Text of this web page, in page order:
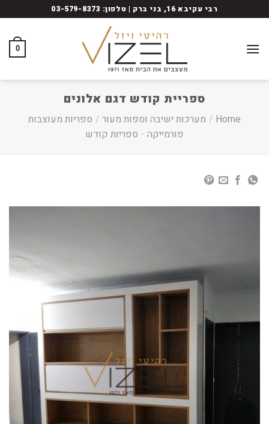
to
רבי עקיבא 16, בני ברק | טלפון: 03-579-8373
0
ספריית קודש דגם אלונים
Home
/ מערכות ישיבה וספות מעור / ספריות מעוצבות
פורמייקה - ספריות קודש